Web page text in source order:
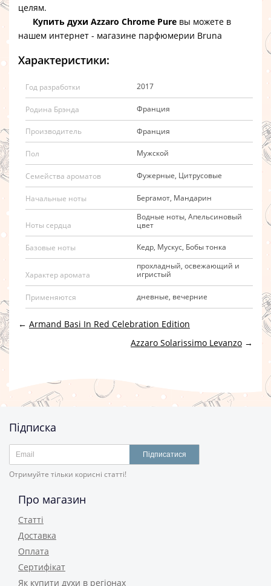
целям.
Купить духи Azzaro Chrome Pure вы можете в
нашем интернет - магазине парфюмерии Bruna
Характеристики:
Год разработки 2017
Родина Брэнда Франция
Производитель Франция
Пол Мужской
Семейства ароматов Фужерные, Цитрусовые
Начальные ноты Бергамот, Мандарин
Ноты сердца
Водные ноты, Апельсиновый
цвет
Базовые ноты Кедр, Мускус, Бобы тонка
Характер аромата
прохладный, освежающий и
игристый
Применяются дневные, вечерние
← Armand Basi In Red Celebration Edition
Azzaro Solarissimo Levanzo →
Підписка
Підписатися
Отримуйте тільки корисні статті!
Про магазин
Статті
Доставка
Оплата
Сертифікат
Як купити духи в регіонах